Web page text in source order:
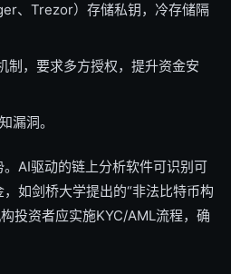
、Trezor）存储私钥，冷存储隔
制，要求多方授权，提升资金安
漏洞。
AI驱动的链上分析软件可识别可
如剑桥大学提出的“非法比特币构
投资者应实施KYC/AML流程，确